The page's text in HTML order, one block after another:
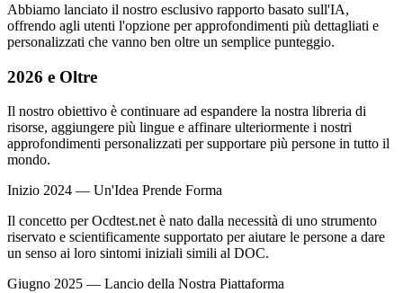
Abbiamo lanciato il nostro esclusivo rapporto basato sull'IA,
offrendo agli utenti l'opzione per approfondimenti più dettagliati e
personalizzati che vanno ben oltre un semplice punteggio.
2026 e Oltre
Il nostro obiettivo è continuare ad espandere la nostra libreria di
risorse, aggiungere più lingue e affinare ulteriormente i nostri
approfondimenti personalizzati per supportare più persone in tutto il
mondo.
Inizio 2024 — Un'Idea Prende Forma
Il concetto per Ocdtest.net è nato dalla necessità di uno strumento
riservato e scientificamente supportato per aiutare le persone a dare
un senso ai loro sintomi iniziali simili al DOC.
Giugno 2025 — Lancio della Nostra Piattaforma